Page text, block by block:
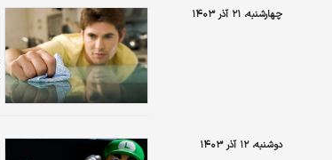
چهارشنبه، ۲۱ آذر ۱۴۰۳
دوشنبه، ۱۲ آذر ۱۴۰۳